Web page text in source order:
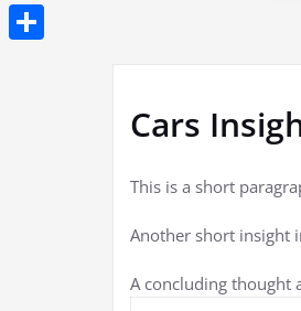
Cars
This is a short
Another short insight
A concluding thought
WhatsApp